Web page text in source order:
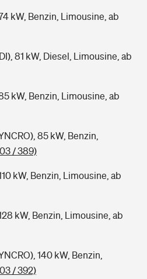
kW, Benzin, Limousine, ab
81 kW, Diesel, Limousine, ab
kW, Benzin, Limousine, ab
85 kW, Benzin,
/ 389)
kW, Benzin, Limousine, ab
kW, Benzin, Limousine, ab
140 kW, Benzin,
/ 392)